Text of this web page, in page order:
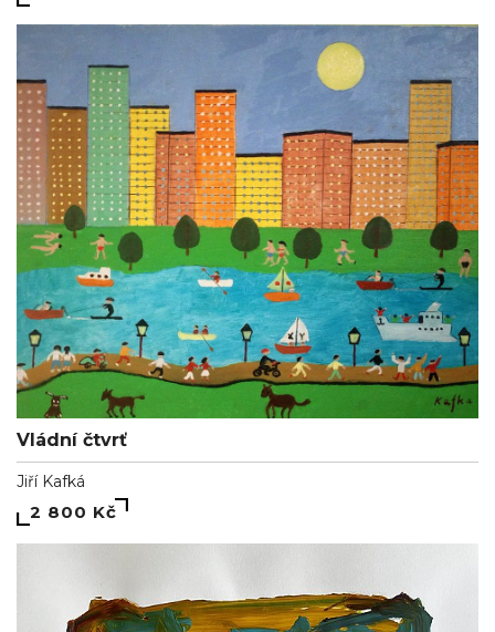
Vládní čtvrť
Jiří Kafká
2 800 Kč